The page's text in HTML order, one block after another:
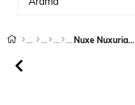
Nuxe Nuxuriance Ultra Anti Aging Rich Cream 50 ml